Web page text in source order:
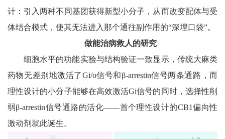
计：引入两种不同基团获得新型小分子，从而改变配体与受
体结合模式，使其无法进入那个通往副作用的“深埋口袋”。
做能治病救人的研究
细胞水平的功能实验与结构验证一致显示，传统大麻类
药物无差别地激活了Gi/o信号和β-arrestin信号两条通路，而
理性设计的小分子能够在高效激活Gi信号的同时，选择性削
弱β-arrestin信号通路的活化——首个理性设计的CB1偏向性
激动剂就此诞生。